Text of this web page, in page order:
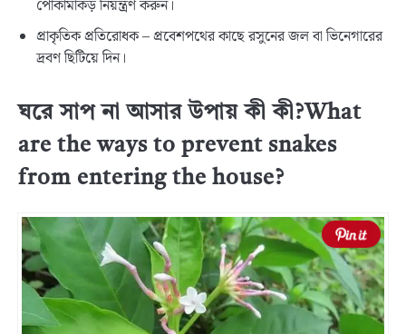
পোকামাকড় নিয়ন্ত্রণ করুন।
প্রাকৃতিক প্রতিরোধক – প্রবেশপথের কাছে রসুনের জল বা ভিনেগারের
দ্রবণ ছিটিয়ে দিন।
ঘরে সাপ না আসার উপায় কী কী?What
are the ways to prevent snakes
from entering the house?